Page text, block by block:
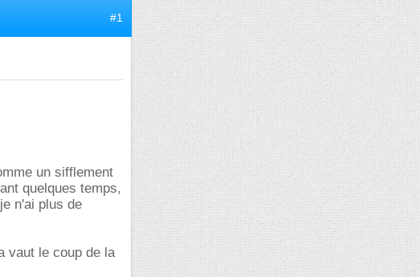
#1
un sifflement
quelques temps,
n'ai plus de
vaut le coup de la